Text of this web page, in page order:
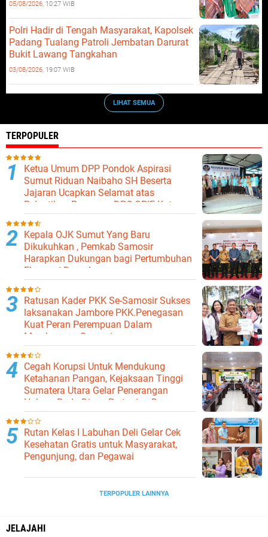
05/08/2026, 10:27 WIB
Polri Hadir di Tengah Masyarakat, Kapolsek
Padang Tualang Patroli Jembatan Darurat
Bukit Lawang Tangkahan
03/08/2026, 19:07 WIB
LIHAT SEMUA
TERPOPULER
Ketua Umum DPP Pondok Aspirasi
Sumut Riduan Naibaho SH Beserta
Jajaran Ucapkan Selamat atas
Pelantikan Pengurus DPC GPIE Kota
Binjai
Kepala OJK Sumut Yang Baru
Dikukuhkan , Pemkab Samosir
Harapkan Dukungan bagi Pertumbuhan
Ekonomi Daerah
Ratusan Kader PKK Se-Samosir Sukses
laksanakan Jambore PKK.Penegasan
Kuat Peran Perempuan Dalam
Membangun Samosir.
Cegah Korupsi Untuk Mendukung
Ketahanan Pangan, Kejaksaan Tinggi
Sumatera Utara Gelar Penerangan
Hukum Pada Dinas Pertanian Dan
Ketahanan Pangan
Rutan Kelas I Labuhan Deli Gelar Cek
Kesehatan Gratis untuk Masyarakat,
Pengunjung, dan Pegawai
TERPOPULER LAINNYA
JELAJAHI